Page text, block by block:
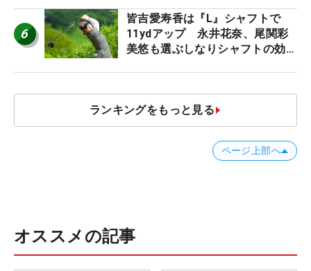
6
皆吉愛寿香は『L』シャフトで
11ydアップ 永井花奈、尾関彩
美悠も選ぶしなりシャフトの効果
ランキングをもっと見る
ページ上部へ
オススメの記事